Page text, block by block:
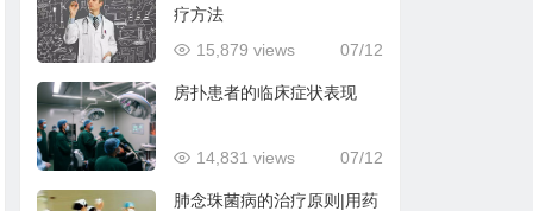
疗方法
07/12
15,879 views
房扑患者的临床症状表现
07/12
14,831 views
肺念珠菌病的治疗原则|用药